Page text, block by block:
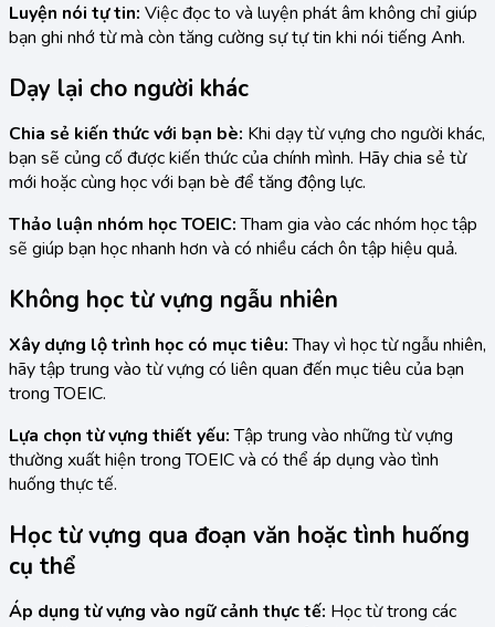
Luyện nói tự tin: Việc đọc to và luyện phát âm không chỉ giúp
bạn ghi nhớ từ mà còn tăng cường sự tự tin khi nói tiếng Anh.
Dạy lại cho người khác
Chia sẻ kiến thức với bạn bè: Khi dạy từ vựng cho người khác,
bạn sẽ củng cố được kiến thức của chính mình. Hãy chia sẻ từ
mới hoặc cùng học với bạn bè để tăng động lực.
Thảo luận nhóm học TOEIC:Tham gia vào các nhóm học tập
sẽ giúp bạn học nhanh hơn và có nhiều cách ôn tập hiệu quả.
Không học từ vựng ngẫu nhiên
Xây dựng lộ trình học có mục tiêu:Thay vì học từ ngẫu nhiên,
hãy tập trung vào từ vựng có liên quan đến mục tiêu của bạn
trong TOEIC.
Lựa chọn từ vựng thiết yếu:Tập trung vào những từ vựng
thường xuất hiện trong TOEIC và có thể áp dụng vào tình
huống thực tế.
Học từ vựng qua đoạn văn hoặc tình huống
cụ thể
Áp dụng từ vựng vào ngữ cảnh thực tế: Học từ trong các